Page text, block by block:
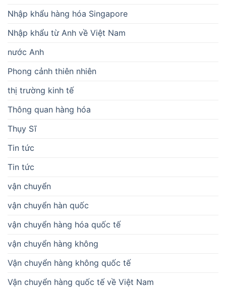
Nhập khẩu hàng hóa Singapore
Nhập khẩu từ Anh về Việt Nam
nước Anh
Phong cảnh thiên nhiên
thị trường kinh tế
Thông quan hàng hóa
Thụy Sĩ
Tin tức
Tin tức
vận chuyển
vận chuyển hàn quốc
vận chuyển hàng hóa quốc tế
vận chuyển hàng không
Vận chuyển hàng không quốc tế
Vận chuyển hàng quốc tế về Việt Nam